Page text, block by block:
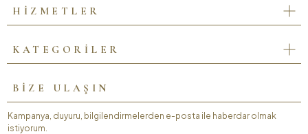
HİZMETLER
KATEGORİLER
BİZE ULAŞIN
Kampanya, duyuru, bilgilendirmelerden e-posta ile haberdar olmak
istiyorum.